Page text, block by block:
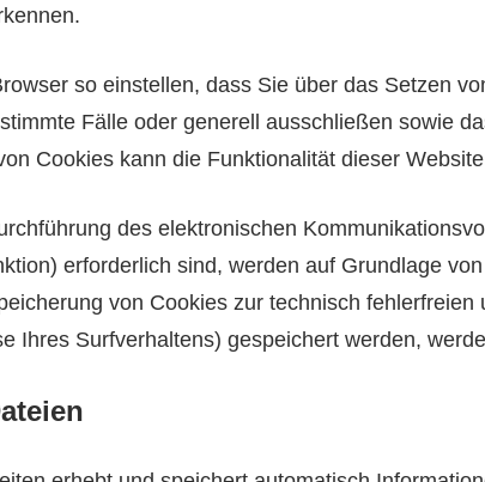
so einstellen, dass Sie über das Setzen
Fälle oder generell ausschließen sowie
Cookies kann die Funktionalität dieser
des elektronischen
erforderlich sind, werden auf Grundlage
von Cookies zur technisch
Ihres Surfverhaltens) gespeichert werden,